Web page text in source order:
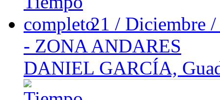
21 / Diciembre
- ZONA ANDARES
DANIEL GARCÍA,